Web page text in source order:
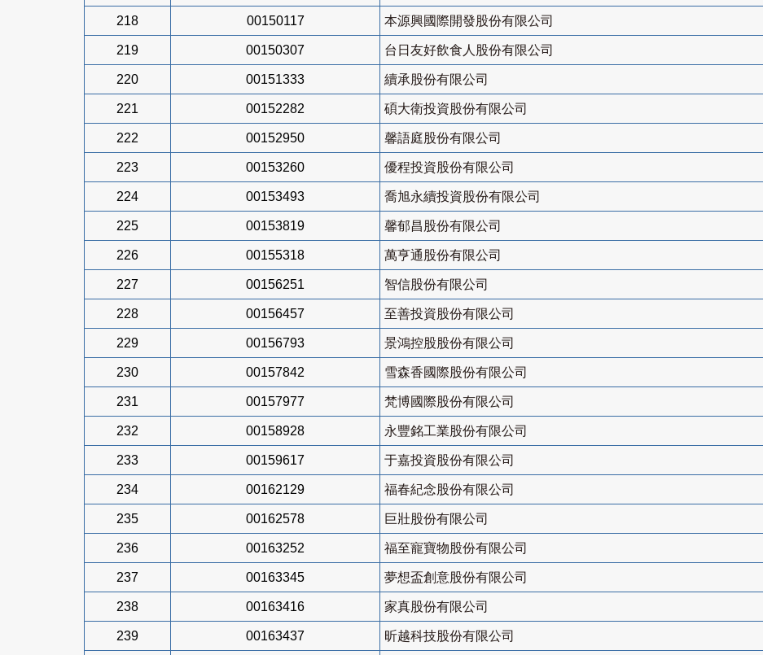
218 00150117 本源興國際開發股份有限公司
219 00150307 台日友好飲食人股份有限公司
220 00151333 續承股份有限公司
221 00152282 碩大衛投資股份有限公司
222 00152950 馨語庭股份有限公司
223 00153260 優程投資股份有限公司
224 00153493 喬旭永續投資股份有限公司
225 00153819 馨郁昌股份有限公司
226 00155318 萬亨通股份有限公司
227 00156251 智信股份有限公司
228 00156457 至善投資股份有限公司
229 00156793 景鴻控股股份有限公司
230 00157842 雪森香國際股份有限公司
231 00157977 梵博國際股份有限公司
232 00158928 永豐銘工業股份有限公司
233 00159617 于嘉投資股份有限公司
234 00162129 福春紀念股份有限公司
235 00162578 巨壯股份有限公司
236 00163252 福至寵寶物股份有限公司
237 00163345 夢想盃創意股份有限公司
238 00163416 家真股份有限公司
239 00163437 昕越科技股份有限公司